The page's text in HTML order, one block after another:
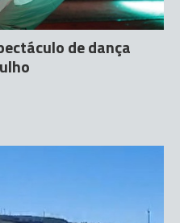
de dança